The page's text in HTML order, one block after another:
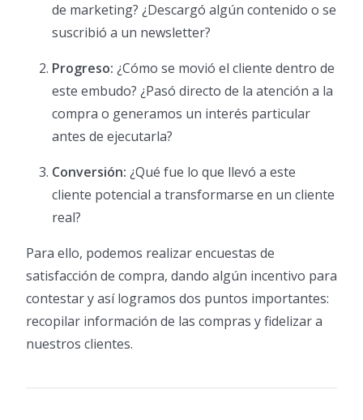
de marketing? ¿Descargó algún contenido o se
suscribió a un newsletter?
Progreso: ¿Cómo se movió el cliente dentro de
este embudo? ¿Pasó directo de la atención a la
compra o generamos un interés particular
antes de ejecutarla?
Conversión: ¿Qué fue lo que llevó a este
cliente potencial a transformarse en un cliente
real?
Para ello, podemos realizar encuestas de
satisfacción de compra, dando algún incentivo para
contestar y así logramos dos puntos importantes:
recopilar información de las compras y fidelizar a
nuestros clientes.